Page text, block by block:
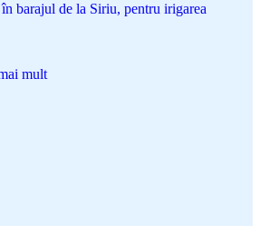
barajul de la Siriu, pentru irigarea
mult